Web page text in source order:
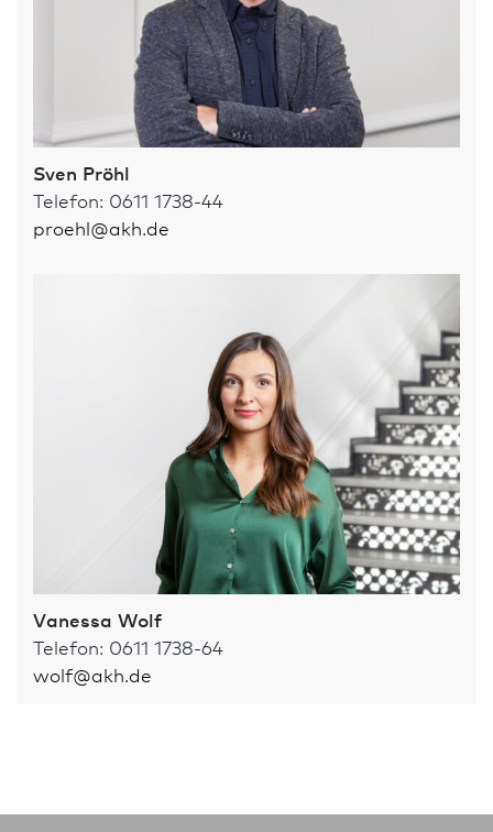
Sven Pröhl
Telefon: 0611 1738-44
proehl@akh.de
Vanessa Wolf
Telefon: 0611 1738-64
wolf@akh.de